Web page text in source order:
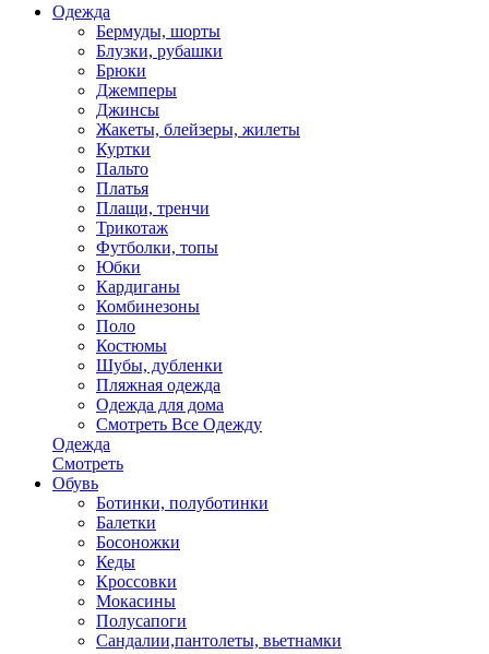
Одежда
Бермуды, шорты
Блузки, рубашки
Брюки
Джемперы
Джинсы
Жакеты, блейзеры, жилеты
Куртки
Пальто
Платья
Плащи, тренчи
Трикотаж
Футболки, топы
Юбки
Кардиганы
Комбинезоны
Поло
Костюмы
Шубы, дубленки
Пляжная одежда
Одежда для дома
Смотреть Все Одежду
Одежда
Смотреть
Обувь
Ботинки, полуботинки
Балетки
Босоножки
Кеды
Кроссовки
Мокасины
Полусапоги
Сандалии,пантолеты, вьетнамки